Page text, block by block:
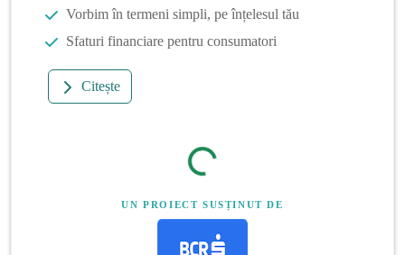
Vorbim în termeni simpli, pe înțelesul tău
Sfaturi financiare pentru consumatori
Citește
UN PROIECT SUSȚINUT DE